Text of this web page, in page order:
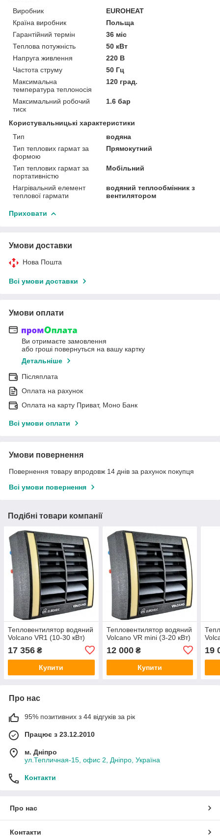
Виробник
EUROHEAT
Країна виробник
Польща
Гарантійний термін
36 міс
Теплова потужність
50 кВт
Напруга живлення
220 В
Частота струму
50 Гц
Максимальна
температура теплоносія
120 град.
Максимальний робочий
тиск
1.6 бар
Користувальницькі характеристики
Тип
водяна
Тип теплових гармат за
формою
Прямокутний
Тип теплових гармат за
портативністю
Мобільний
Нагрівальний елемент
теплової гармати
водяний теплообмінник з
вентилятором
Приховати
Умови доставки
Нова Пошта
Всі умови доставки
Умови оплати
Ви отримаєте замовлення
або гроші повернуться на вашу картку
Детальніше
Післяплата
Оплата на рахунок
Оплата на карту Приват, Моно Банк
Всі умови оплати
Умови повернення
Повернення товару впродовж 14 днів за рахунок покупця
Всі умови повернення
Подібні товари компанії
Тепловентилятор водяний
Volcano VR1 (10-30 кВт)
17 356 ₴
Купити
Тепловентилятор водяний
Volcano VR mini (3-20 кВт)
12 000₴
Купити
19
Про нас
95% позитивних з 44 відгуків за рік
Працює з 23.12.2010
м. Дніпро
ул.Тепличная-15, офис 2, Дніпро, Україна
Контакти
Про нас
Контакти